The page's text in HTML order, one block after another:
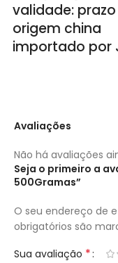
validade:
origem china
importado por
Avaliações
Não há avaliações
Seja o primeiro a
500Gramas”
O seu endereço de
obrigatórios são
Sua avaliação *